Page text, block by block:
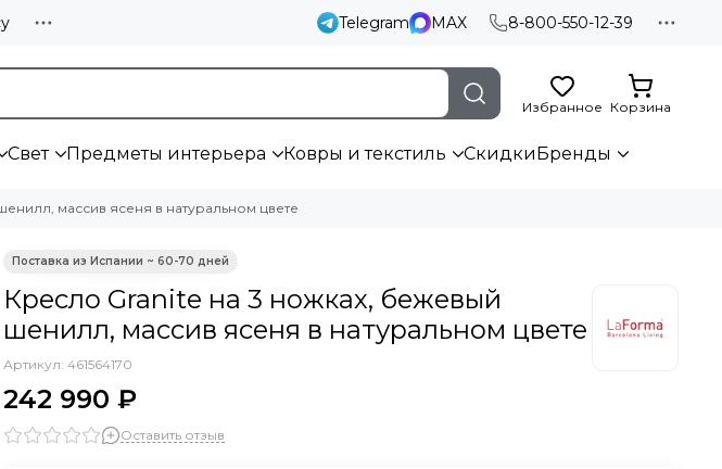
Telegram MAX 8-800-550-12-39
Избранное Корзина
Свет Предметы интерьера Ковры и текстиль СкидкиБренды
массив ясеня в натуральном цвете
Кресло Granite на 3 ножках, бежевый
шенилл, массив ясеня в натуральном цвете
Артикул: 461564170
242 990 ₽
Оставить отзыв